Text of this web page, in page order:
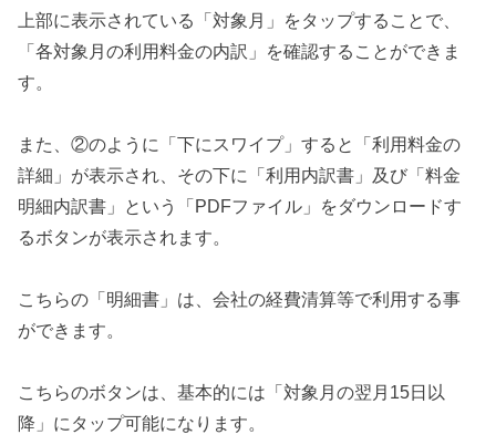
上部に表示されている「対象月」をタップすることで、
「各対象月の利用料金の内訳」を確認することができま
す。
また、②のように「下にスワイプ」すると「利用料金の
詳細」が表示され、その下に「利用内訳書」及び「料金
明細内訳書」という「PDFファイル」をダウンロードす
るボタンが表示されます。
こちらの「明細書」は、会社の経費清算等で利用する事
ができます。
こちらのボタンは、基本的には「対象月の翌月15日以
降」にタップ可能になります。